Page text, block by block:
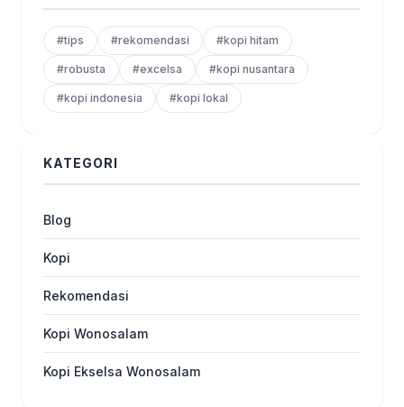
#tips #rekomendasi #kopi hitam
#robusta #excelsa #kopi nusantara
#kopi indonesia #kopi lokal
KATEGORI
Blog
Kopi
Rekomendasi
Kopi Wonosalam
Kopi Ekselsa Wonosalam